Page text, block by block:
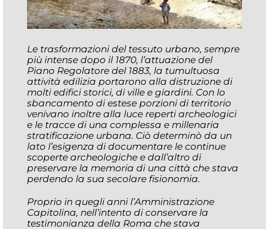
Le trasformazioni del tessuto urbano, sempre
più intense dopo il 1870, l’attuazione del
Piano Regolatore del 1883, la tumultuosa
attività edilizia portarono alla distruzione di
molti edifici storici, di ville e giardini. Con lo
sbancamento di estese porzioni di territorio
venivano inoltre alla luce reperti archeologici
e le tracce di una complessa e millenaria
stratificazione urbana. Ciò determinò da un
lato l’esigenza di documentare le continue
scoperte archeologiche e dall’altro di
preservare la memoria di una città che stava
perdendo la sua secolare fisionomia.
Proprio in quegli anni l’Amministrazione
Capitolina, nell’intento di conservare la
testimonianza della Roma che stava